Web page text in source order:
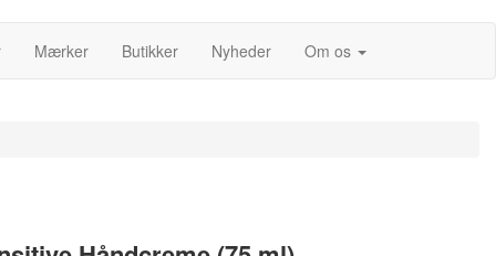
Mærker Butikker Nyheder Om os